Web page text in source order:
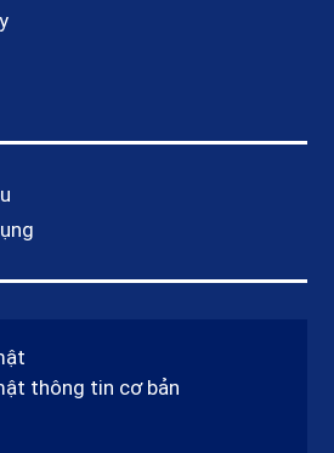
thông tin cơ bản